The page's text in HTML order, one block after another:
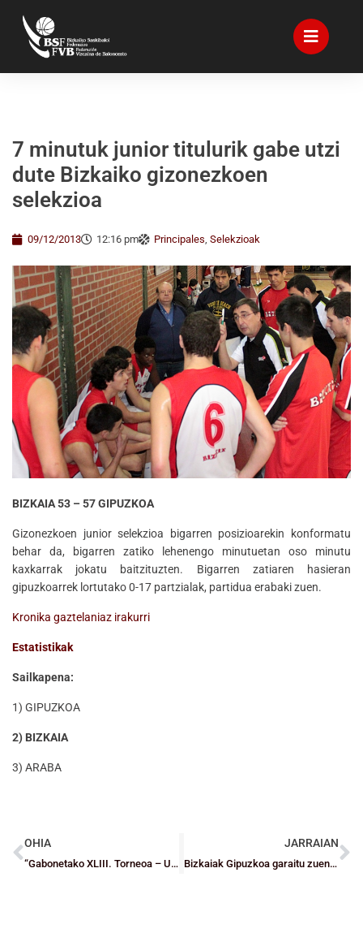
7 minutuk junior titulurik gabe utzi
dute Bizkaiko gizonezkoen
selekzioa
09/12/2013 12:16 pm Principales, Selekzioak
BIZKAIA 53 – 57 GIPUZKOA
Gizonezkoen junior selekzioa bigarren posizioarekin konformatu
behar da, bigarren zatiko lehenengo minutuetan oso minutu
kaxkarrak jokatu baitzituzten. Bigarren zatiaren hasieran
gipuzkoarrek lortutako 0-17 partzialak, partidua erabaki zuen.
Kronika gaztelaniaz irakurri
Estatistikak
Sailkapena:
1) GIPUZKOA
2) BIZKAIA
3) ARABA
OHIA
“Gabonetako XLIII. Torneoa – UGP 2013/14 “Gabonetako IX. BEC Torneoa 2013/14” torneoan izena emateko AZKEN ASTEA
JARRAIAN
Bizkaiak Gipuzkoa garaitu zuen, bigarren posizioa lortuz